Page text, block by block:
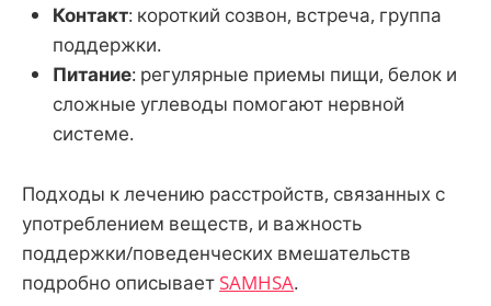
Контакт: короткий созвон, встреча, группа
поддержки.
Питание: регулярные приемы пищи, белок и
сложные углеводы помогают нервной
системе.
Подходы к лечению расстройств, связанных с
употреблением веществ, и важность
поддержки/поведенческих вмешательств
подробно описывает SAMHSA.